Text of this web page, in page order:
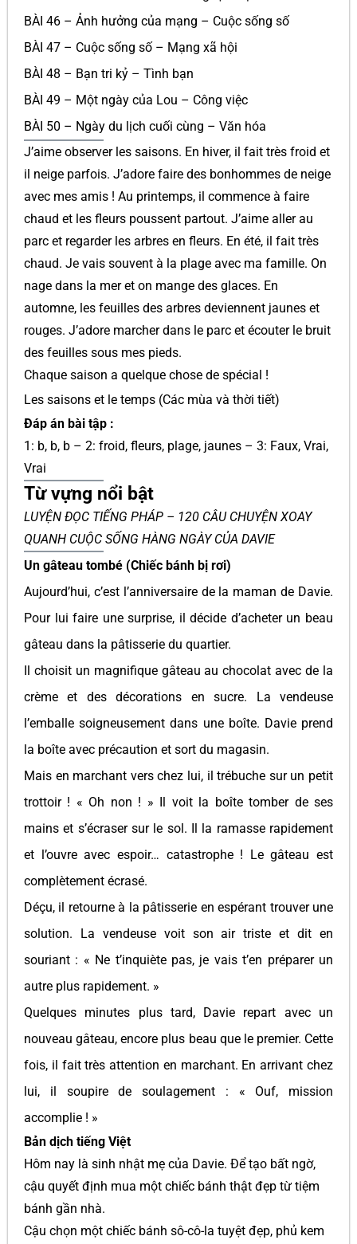
BÀI 46 – Ảnh hưởng của mạng – Cuộc sống số
BÀI 47 – Cuộc sống số – Mạng xã hội
BÀI 48 – Bạn tri kỷ – Tình bạn
BÀI 49 – Một ngày của Lou – Công việc
BÀI 50 – Ngày du lịch cuối cùng – Văn hóa
J’aime observer les saisons. En hiver, il fait très froid et
il neige parfois. J’adore faire des bonhommes de neige
avec mes amis ! Au printemps, il commence à faire
chaud et les fleurs poussent partout. J’aime aller au
parc et regarder les arbres en fleurs. En été, il fait très
chaud. Je vais souvent à la plage avec ma famille. On
nage dans la mer et on mange des glaces. En
automne, les feuilles des arbres deviennent jaunes et
rouges. J’adore marcher dans le parc et écouter le bruit
des feuilles sous mes pieds.
Chaque saison a quelque chose de spécial !
Les saisons et le temps (Các mùa và thời tiết)
Đáp án bài tập :
1: b, b, b – 2: froid, fleurs, plage, jaunes – 3: Faux, Vrai,
Vrai
Từ vựng nổi bật
LUYỆN ĐỌC TIẾNG PHÁP – 120 CÂU CHUYỆN XOAY
QUANH CUỘC SỐNG HÀNG NGÀY CỦA DAVIE
Un gâteau tombé (Chiếc bánh bị rơi)
Aujourd’hui, c’est l’anniversaire de la maman de Davie.
Pour lui faire une surprise, il décide d’acheter un beau
gâteau dans la pâtisserie du quartier.
Il choisit un magnifique gâteau au chocolat avec de la
crème et des décorations en sucre. La vendeuse
l’emballe soigneusement dans une boîte. Davie prend
la boîte avec précaution et sort du magasin.
Mais en marchant vers chez lui, il trébuche sur un petit
trottoir ! « Oh non ! » Il voit la boîte tomber de ses
mains et s’écraser sur le sol. Il la ramasse rapidement
et l’ouvre avec espoir… catastrophe ! Le gâteau est
complètement écrasé.
Déçu, il retourne à la pâtisserie en espérant trouver une
solution. La vendeuse voit son air triste et dit en
souriant : « Ne t’inquiète pas, je vais t’en préparer un
autre plus rapidement. »
Quelques minutes plus tard, Davie repart avec un
nouveau gâteau, encore plus beau que le premier. Cette
fois, il fait très attention en marchant. En arrivant chez
lui, il soupire de soulagement : « Ouf, mission
accomplie ! »
Bản dịch tiếng Việt
Hôm nay là sinh nhật mẹ của Davie. Để tạo bất ngờ,
cậu quyết định mua một chiếc bánh thật đẹp từ tiệm
bánh gần nhà.
Cậu chọn một chiếc bánh sô-cô-la tuyệt đẹp, phủ kem